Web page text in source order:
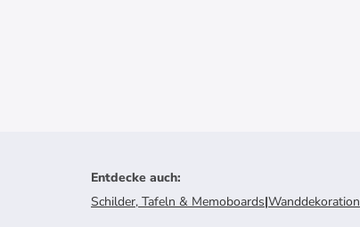
Entdecke auch:
Schilder, Tafeln & Memoboards|Wanddekoration